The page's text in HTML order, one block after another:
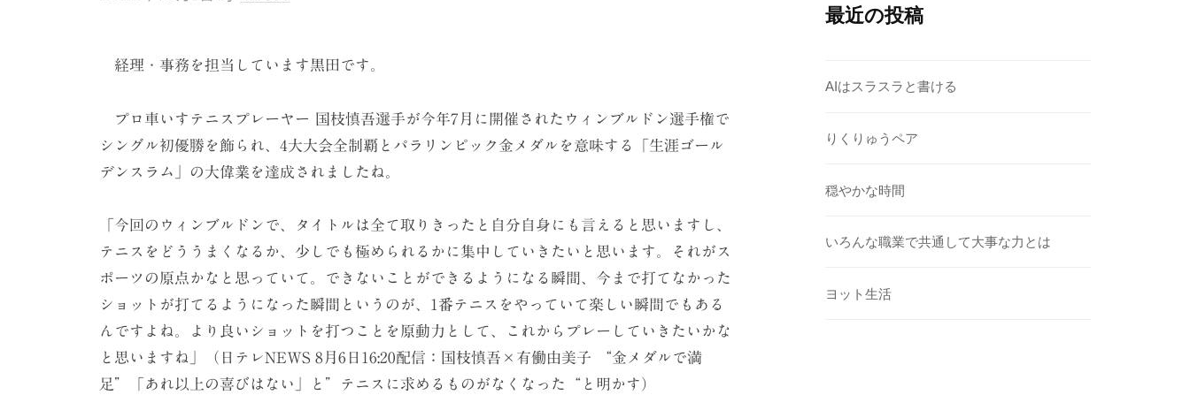
（
）
経理・事務を担当しています黒田です。
プロ車いすテニスプレーヤー 国枝慎吾選手が今年7月に開催されたウィンブルドン選手権で
シングル初優勝を飾られ、4大大会全制覇とパラリンピック金メダルを意味する「生涯ゴール
デンスラム」の大偉業を達成されましたね。
「今回のウィンブルドンで、タイトルは全て取りきったと自分自身にも言えると思いますし、
テニスをどううまくなるか、少しでも極められるかに集中していきたいと思います。それがス
ポーツの原点かなと思っていて。できないことができるようになる瞬間、今まで打てなかった
ショットが打てるようになった瞬間というのが、1番テニスをやっていて楽しい瞬間でもある
んですよね。より良いショットを打つことを原動力として、これからプレーしていきたいかな
と思いますね」（日テレNEWS 8月6日16:20配信：国枝慎吾×有働由美子 “金メダルで満
足”「あれ以上の喜びはない」と”テニスに求めるものがなくなった“と明かす）
最近の投稿
AIはスラスラと書ける
りくりゅうペア
穏やかな時間
いろんな職業で共通して大事な力とは
ヨット生活